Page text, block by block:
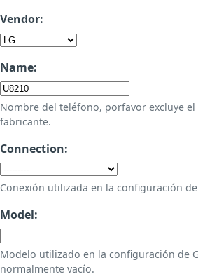
Vendor:
Name:
Nombre del teléfono, porfavor excluye
fabricante.
Connection:
Conexión utilizada en la configuración
Model:
Modelo utilizado en la configuración de
normalmente vacío.